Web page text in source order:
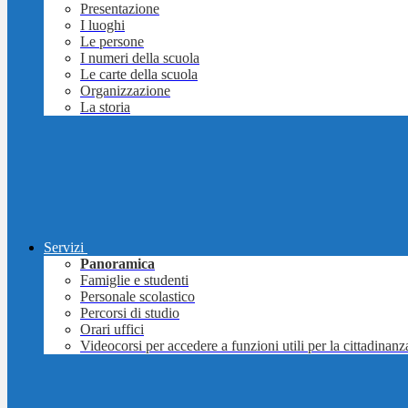
Presentazione
I luoghi
Le persone
I numeri della scuola
Le carte della scuola
Organizzazione
La storia
Servizi
Panoramica
Famiglie e studenti
Personale scolastico
Percorsi di studio
Orari uffici
Videocorsi per accedere a funzioni utili per la